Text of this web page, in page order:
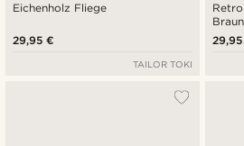
Eichenholz Fliege
29,95 €
TAILOR TOKI